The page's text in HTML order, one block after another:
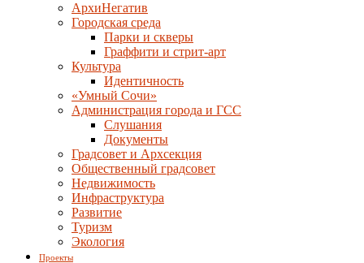
АрхиНегатив
Городская среда
Парки и скверы
Граффити и стрит-арт
Культура
Идентичность
«Умный Сочи»
Администрация города и ГСС
Слушания
Документы
Градсовет и Архсекция
Общественный градсовет
Недвижимость
Инфраструктура
Развитие
Туризм
Экология
Проекты